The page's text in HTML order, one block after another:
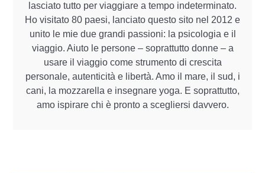
lasciato tutto per viaggiare a tempo indeterminato.
Ho visitato 80 paesi, lanciato questo sito nel 2012 e
unito le mie due grandi passioni: la psicologia e il
viaggio. Aiuto le persone – soprattutto donne – a
usare il viaggio come strumento di crescita
personale, autenticità e libertà. Amo il mare, il sud, i
cani, la mozzarella e insegnare yoga. E soprattutto,
amo ispirare chi è pronto a scegliersi davvero.